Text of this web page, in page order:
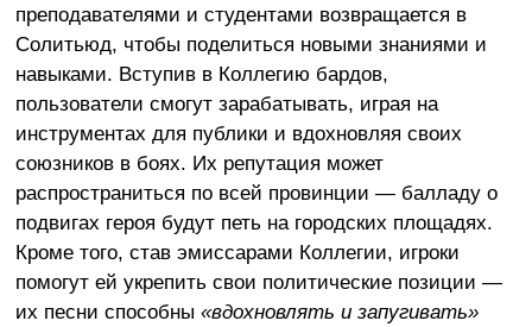
преподавателями и студентами возвращается в
Солитьюд, чтобы поделиться новыми знаниями и
навыками. Вступив в Коллегию бардов,
пользователи смогут зарабатывать, играя на
инструментах для публики и вдохновляя своих
союзников в боях. Их репутация может
распространиться по всей провинции — балладу о
подвигах героя будут петь на городских площадях.
Кроме того, став эмиссарами Коллегии, игроки
помогут ей укрепить свои политические позиции —
их песни способны «вдохновлять и запугивать»